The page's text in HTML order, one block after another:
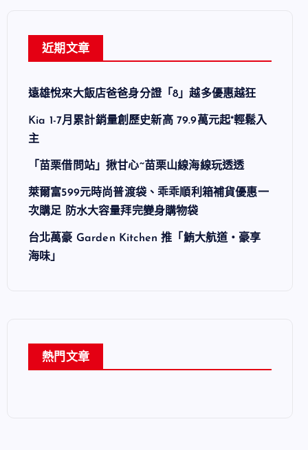
近期文章
遠雄悅來大飯店爸爸身分證「8」越多優惠越狂
Kia 1-7月累計銷量創歷史新高 79.9萬元起*輕鬆入
主
「苗栗借問站」揪甘心~苗栗山線海線玩透透
萊爾富599元時尚普渡袋、乖乖順利箱補貨優惠一
次購足 防水大容量拜完變身購物袋
台北萬豪 Garden Kitchen 推「鮪大航道・豪享
海味」
熱門文章